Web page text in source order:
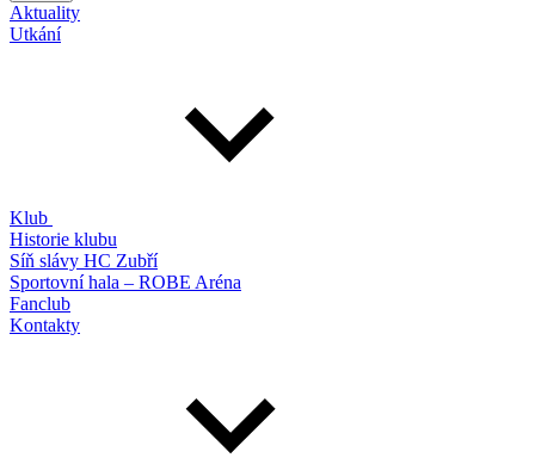
Aktuality
Utkání
Klub
Historie klubu
Síň slávy HC Zubří
Sportovní hala – ROBE Aréna
Fanclub
Kontakty